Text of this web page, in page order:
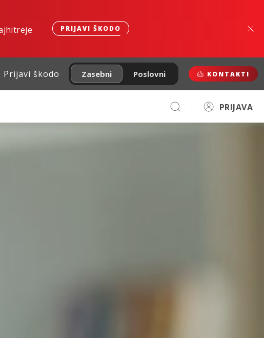
PRIJAVI ŠKODO
Prijavi škodo Zasebni Poslovni KONTAKTI
PRIJAVA